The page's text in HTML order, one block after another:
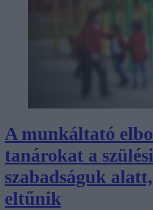
A munkáltató
tanárokat a szülési
szabadságuk
eltűnik